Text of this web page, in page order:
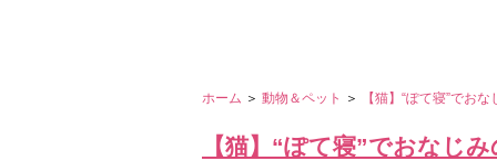
ホーム ＞ 動物＆ペット ＞ 【猫】“ぽて寝”でお
【猫】“ぽて寝”でおなじ